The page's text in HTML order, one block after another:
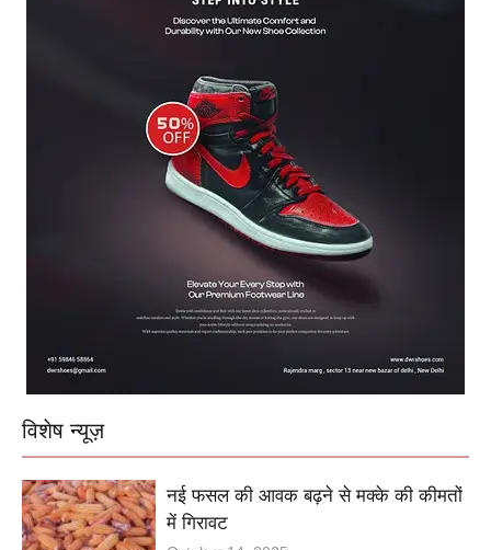
विशेष न्यूज़
नई फसल की आवक बढ़ने से मक्के की कीमतों
में गिरावट